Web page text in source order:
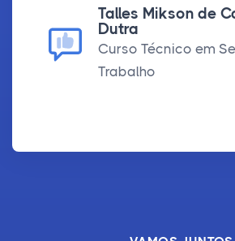
Talles Mikson de
Dutra
Curso Técnico em
Trabalho